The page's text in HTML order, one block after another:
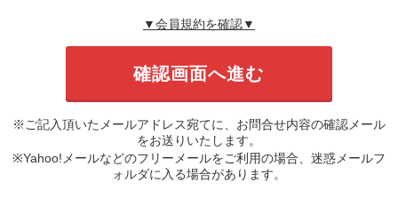
▼会員規約を確認▼
※ご記入頂いたメールアドレス宛てに、お問合せ内容の確認メール
をお送りいたします。
※Yahoo!メールなどのフリーメールをご利用の場合、迷惑メールフ
ォルダに入る場合があります。